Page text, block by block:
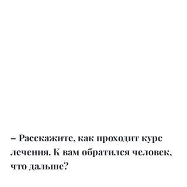
– Расскажите, как проходит курс
лечения. К вам обратился человек,
что дальше?